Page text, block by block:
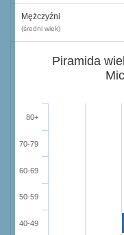
Mężczyźni
(średni wiek)
Piramida
40-49
50-59
60-69
70-79
80+